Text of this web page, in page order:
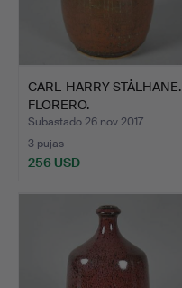
CARL-HARRY STÅLHANE.
FLORERO.
Subastado 26 nov 2017
3 pujas
256 USD